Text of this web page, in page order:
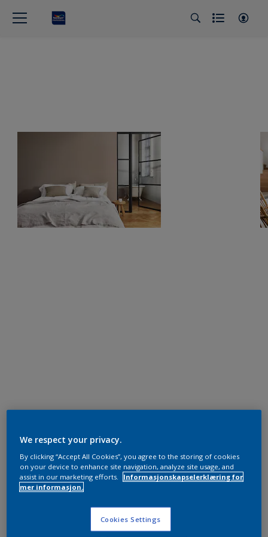
We respect your privacy.
By clicking “Accept All Cookies”, you agree to the storing of cookies
on your device to enhance site navigation, analyze site usage, and
assist in our marketing efforts.
Informasjonskapselerklæring for
mer informasjon.
Cookies Settings